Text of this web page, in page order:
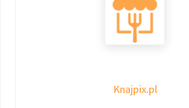
Knajpix.pl